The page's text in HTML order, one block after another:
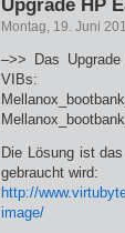
Upgrade HP
Montag, 19. Juni
–>> Das
VIBs:
Die Lösung ist
gebraucht wird:
http://
image/